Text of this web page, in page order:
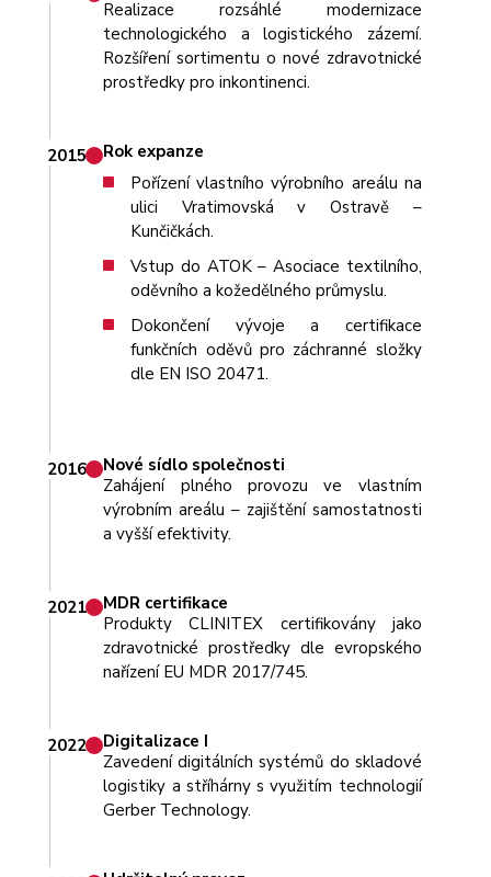
Realizace rozsáhlé modernizace
technologického a logistického zázemí.
Rozšíření sortimentu o nové zdravotnické
prostředky pro inkontinenci.
2015
Rok expanze
Pořízení vlastního výrobního areálu na
ulici Vratimovská v Ostravě –
Kunčičkách.
Vstup do ATOK – Asociace textilního,
oděvního a kožedělného průmyslu.
Dokončení vývoje a certifikace
funkčních oděvů pro záchranné složky
dle EN ISO 20471.
2016
Nové sídlo společnosti
Zahájení plného provozu ve vlastním
výrobním areálu – zajištění samostatnosti
a vyšší efektivity.
2021
MDR certifikace
Produkty CLINITEX certifikovány jako
zdravotnické prostředky dle evropského
nařízení EU MDR 2017/745.
2022
Digitalizace I
Zavedení digitálních systémů do skladové
logistiky a stříhárny s využitím technologií
Gerber Technology.